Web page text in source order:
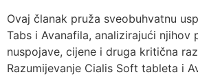
Ovaj članak pruža sveobuhvatnu
Tabs i Avanafila, analizirajući njihov
nuspojave, cijene i druga kritična
Razumijevanje Cialis Soft tableta i